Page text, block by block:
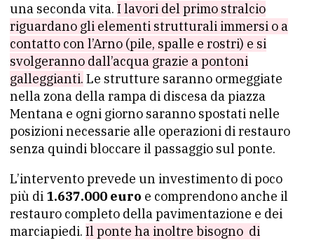
una seconda vita. I lavori del primo stralcio
riguardano gli elementi strutturali immersi o a
contatto con l’Arno (pile, spalle e rostri) e si
svolgeranno dall’acqua grazie a pontoni
galleggianti. Le strutture saranno ormeggiate
nella zona della rampa di discesa da piazza
Mentana e ogni giorno saranno spostati nelle
posizioni necessarie alle operazioni di restauro
senza quindi bloccare il passaggio sul ponte.
L’intervento prevede un investimento di poco
più di 1.637.000 euro e comprendono anche il
restauro completo della pavimentazione e dei
marciapiedi. Il ponte ha inoltre bisogno di